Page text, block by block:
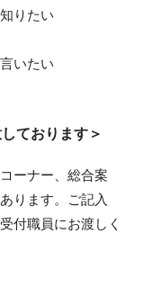
りたい
いたい
ております＞
ーナー、総合案
ります。ご記入
付職員にお渡しく